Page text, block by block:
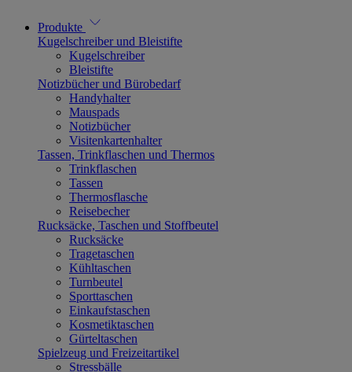
Produkte
Kugelschreiber und Bleistifte
Kugelschreiber
Bleistifte
Notizbücher und Bürobedarf
Handyhalter
Mauspads
Notizbücher
Visitenkartenhalter
Tassen, Trinkflaschen und Thermos
Trinkflaschen
Tassen
Thermosflasche
Reisebecher
Rucksäcke, Taschen und Stoffbeutel
Rucksäcke
Tragetaschen
Kühltaschen
Turnbeutel
Sporttaschen
Einkaufstaschen
Kosmetiktaschen
Gürteltaschen
Spielzeug und Freizeitartikel
Stressbälle